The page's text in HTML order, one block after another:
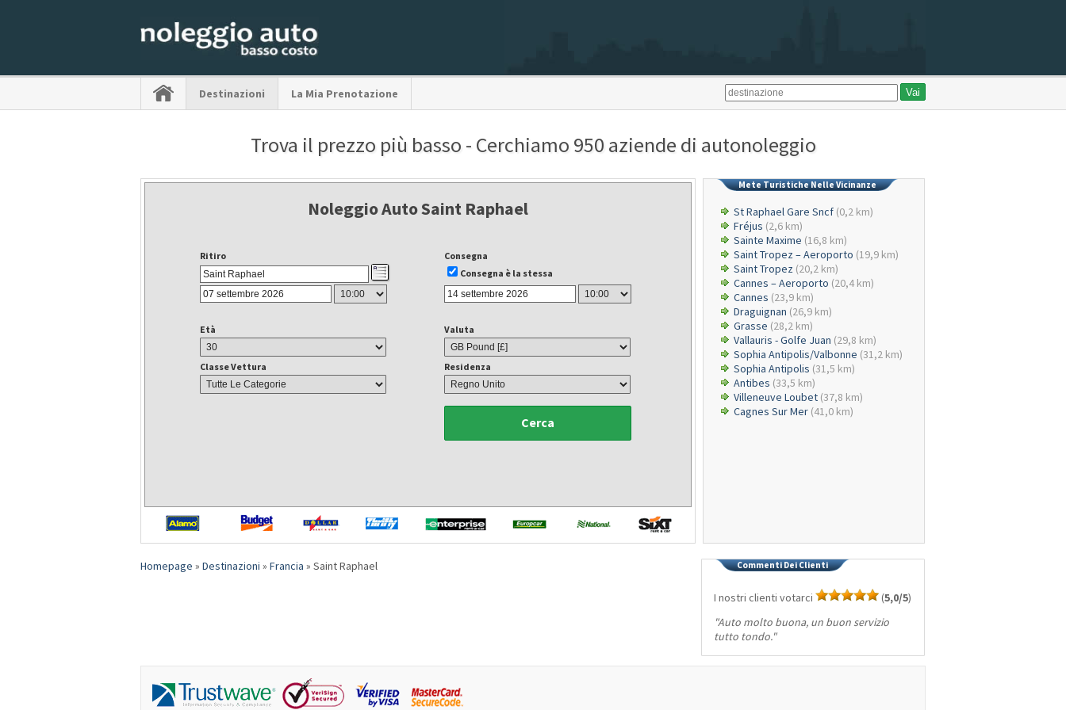
Destinazioni La Mia Prenotazione
Trova il prezzo più basso - Cerchiamo 950 aziende di autonoleggio
Noleggio Auto Saint Raphael
Ritiro
Consegna
Consegna è la stessa
Età Valuta
Classe Vettura Residenza
Cerca
Mete Turistiche Nelle Vicinanze
St Raphael Gare Sncf (0,2 km)
Fréjus (2,6 km)
Sainte Maxime (16,8 km)
Saint Tropez – Aeroporto (19,9 km)
Saint Tropez (20,2 km)
Cannes – Aeroporto (20,4 km)
Cannes (23,9 km)
Draguignan (26,9 km)
Grasse (28,2 km)
Vallauris - Golfe Juan (29,8 km)
Sophia Antipolis/Valbonne (31,2 km)
Sophia Antipolis (31,5 km)
Antibes (33,5 km)
Villeneuve Loubet (37,8 km)
Cagnes Sur Mer (41,0 km)
Homepage » Destinazioni » Francia » Saint Raphael Commenti Dei Clienti
I nostri clienti votarci (5,0/5)
"Auto molto buona, un buon servizio
tutto tondo."